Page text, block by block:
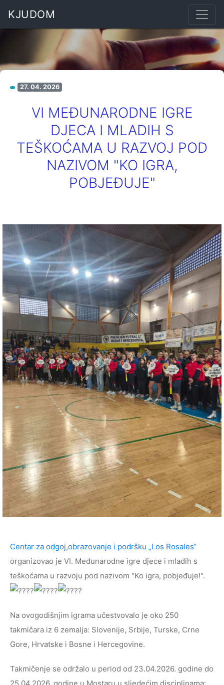
KJUDOM
27. 04. 2026
VI MEĐUNARODNE IGRE
DJECA I MLADIH S
TEŠKOĆAMA U RAZVOJ POD
NAZIVOM "KO IGRA,
POBJEĐUJE"
Centar za odgoj,obrazovanje i podršku „Los Rosales“
organizovao je VI. Međunarodne igre djece i mladih s
teškoćama u razvoju pod nazivom "Ko igra, pobjeđuje!".
Na ovogodišnjim igrama učestvovalo je oko 250
takmičara iz 6 zemalja: Slovenije, Srbije, Turske, Crne
Gore, Hrvatske i Bosne i Hercegovine.
Takmičenje se održalo u period od 23.04.2026. godine do